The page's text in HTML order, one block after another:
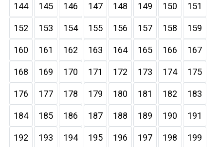
144 145 146 147 148 149 150 151
152 153 154 155 156 157 158 159
160 161 162 163 164 165 166 167
168 169 170 171 172 173 174 175
176 177 178 179 180 181 182 183
184 185 186 187 188 189 190 191
192 193 194 195 196 197 198 199